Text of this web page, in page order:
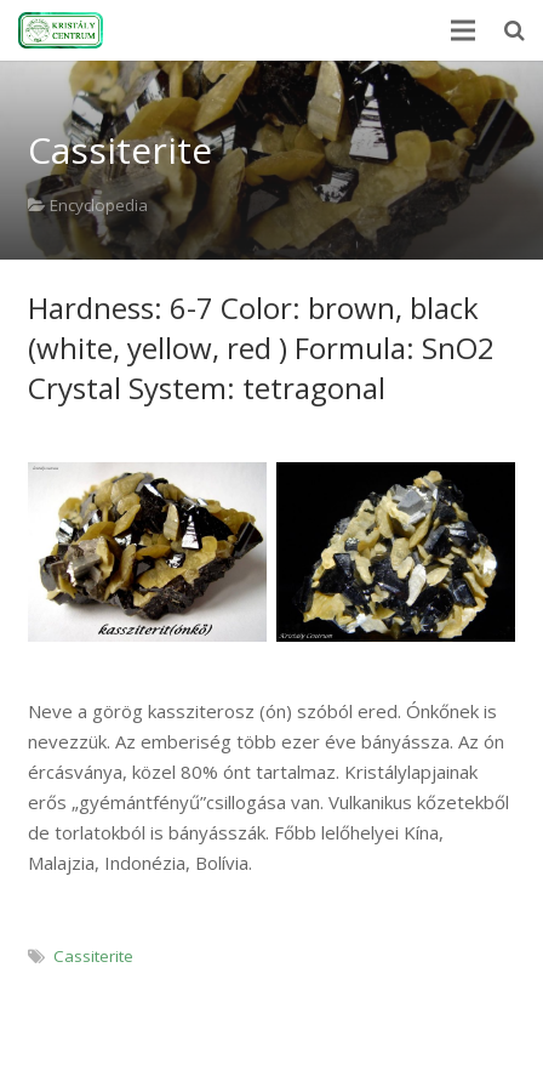
Home
Encyclopedia
Mineral Power
News
Stones
About Us
Webshop
Cassiterite
Encyclopedia
Hardness: 6-7 Color: brown, black
(white, yellow, red ) Formula: SnO2
Crystal System: tetragonal
Neve a görög kassziterosz (ón) szóból ered. Ónkőnek is
nevezzük. Az emberiség több ezer éve bányássza. Az ón
ércásványa, közel 80% ónt tartalmaz. Kristálylapjainak
erős „gyémántfényű”csillogása van. Vulkanikus kőzetekből
de torlatokból is bányásszák. Főbb lelőhelyei Kína,
Malajzia, Indonézia, Bolívia.
Cassiterite